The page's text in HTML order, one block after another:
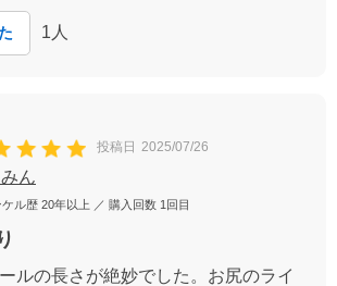
1人
投稿日 2025/07/26
ん
ケル歴 20年以上 ／ 購入回数 1回目
ルの長さが絶妙でした。お尻のライ